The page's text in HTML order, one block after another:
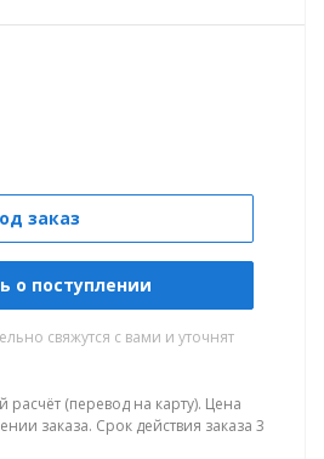
заказ
о поступлении
свяжутся с вами и уточнят
(перевод на карту). Цена
заказа. Срок действия заказа 3